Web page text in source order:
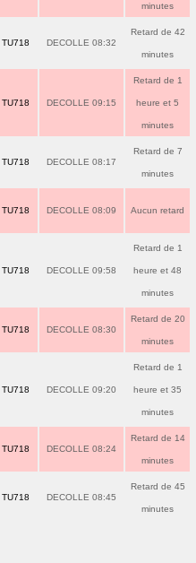
minutes
TU718 DECOLLE 08:32
Retard de 42
minutes
TU718 DECOLLE 09:15
Retard de 1
heure et 5
minutes
TU718 DECOLLE 08:17
Retard de 7
minutes
TU718 DECOLLE 08:09 Aucun retard
TU718 DECOLLE 09:58
Retard de 1
heure et 48
minutes
TU718 DECOLLE 08:30
Retard de 20
minutes
TU718 DECOLLE 09:20
Retard de 1
heure et 35
minutes
TU718 DECOLLE 08:24
Retard de 14
minutes
TU718 DECOLLE 08:45
Retard de 45
minutes